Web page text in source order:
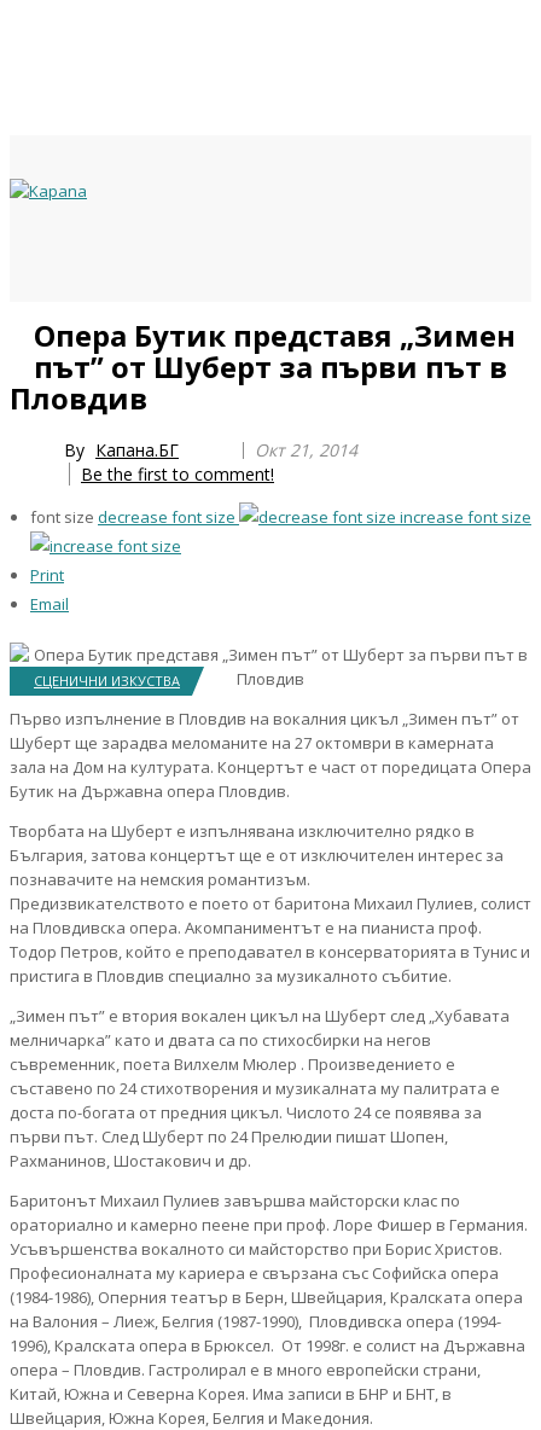
Опера Бутик представя „Зимен
път” от Шуберт за първи път в
Пловдив
By Капана.БГ
Окт 21, 2014
Be the first to comment!
font size decrease font size increase font size
Print
Email
СЦЕНИЧНИ ИЗКУСТВА
Първо изпълнение в Пловдив на вокалния цикъл „Зимен път” от
Шуберт ще зарадва меломаните на 27 октомври в камерната
зала на Дом на културата. Концертът е част от поредицата Опера
Бутик на Държавна опера Пловдив.
Творбата на Шуберт е изпълнявана изключително рядко в
България, затова концертът ще е от изключителен интерес за
познавачите на немския романтизъм.
Предизвикателството е поето от баритона Михаил Пулиев, солист
на Пловдивска опера. Акомпаниментът е на пианиста проф.
Тодор Петров, който е преподавател в консерваторията в Тунис и
пристига в Пловдив специално за музикалното събитие.
„Зимен път” е втория вокален цикъл на Шуберт след „Хубавата
мелничарка” като и двата са по стихосбирки на негов
съвременник, поета Вилхелм Мюлер . Произведението е
съставено по 24 стихотворения и музикалната му палитрата е
доста по-богата от предния цикъл. Числото 24 се появява за
първи път. След Шуберт по 24 Прелюдии пишат Шопен,
Рахманинов, Шостакович и др.
Баритонът Михаил Пулиев завършва майсторски клас по
ораториално и камерно пеене при проф. Лоре Фишер в Германия.
Усъвършенства вокалното си майсторство при Борис Христов.
Професионалната му кариера е свързана със Софийска опера
(1984-1986), Оперния театър в Берн, Швейцария, Кралската опера
на Валония – Лиеж, Белгия (1987-1990), Пловдивска опера (1994-
1996), Кралската опера в Брюксел. От 1998г. е солист на Държавна
опера – Пловдив. Гастролирал е в много европейски страни,
Китай, Южна и Северна Корея. Има записи в БНР и БНТ, в
Швейцария, Южна Корея, Белгия и Македония.
Year
Month
Year
Month